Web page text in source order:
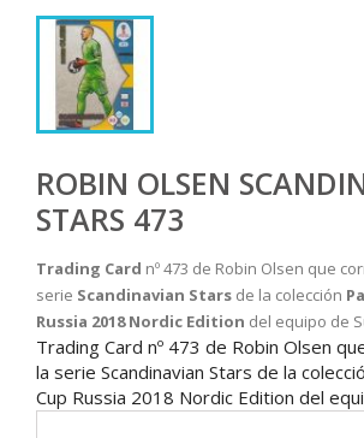
ROBIN OLSEN
STARS 473
Trading Card nº 473 de Robin Olsen que
serie Scandinavian Stars de la colección
Russia 2018 Nordic Edition del equipo de
Trading Card nº 473 de Robin Olsen
la serie Scandinavian Stars de la
Cup Russia 2018 Nordic Edition del